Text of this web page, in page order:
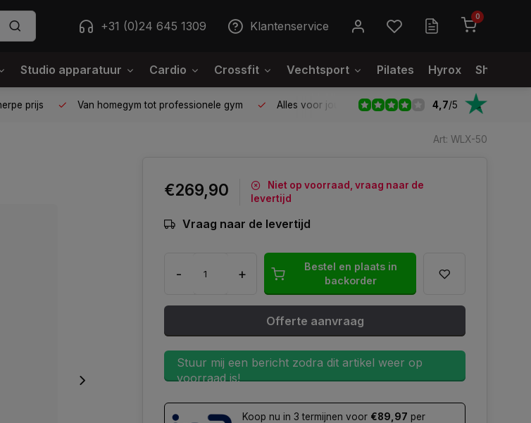
+31 (0)24 645 1309 Klantenservice
0
Studio apparatuur Cardio Crossfit Vechtsport Pilates Hyrox
prijs Van homegym tot professionele gym Alles voor jouw gym op één plek Voor 95%
4,7/5
Art: WLX-50
€269,90
Niet op voorraad, vraag naar de
levertijd
Vraag naar de levertijd
- +
Bestel en plaats in
backorder
Offerte aanvraag
Stuur mij een bericht zodra dit artikel weer op
voorraad is!
Koop nu in 3 termijnen voor €89,97 per